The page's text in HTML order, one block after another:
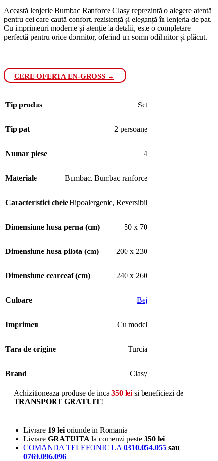
Această lenjerie Bumbac Ranforce Clasy reprezintă o alegere atentă
pentru cei care caută confort, rezistență și eleganță în lenjeria de pat.
Cu imprimeuri moderne și atenție la detalii, este o completare
perfectă pentru orice dormitor, oferind un somn odihnitor și plăcut.
CERE OFERTA EN-GROSS →
Tip produs Set
Tip pat 2 persoane
Numar piese 4
Materiale Bumbac, Bumbac ranforce
Caracteristici cheieHipoalergenic, Reversibil
Dimensiune husa perna (cm) 50 x 70
Dimensiune husa pilota (cm) 200 x 230
Dimensiune cearceaf (cm) 240 x 260
Culoare Bej
Imprimeu Cu model
Tara de origine Turcia
Brand Clasy
Achizitioneaza produse de inca 350 lei si beneficiezi de
TRANSPORT GRATUIT!
Livrare 19 lei oriunde in Romania
Livrare GRATUITA la comenzi peste 350 lei
COMANDA TELEFONIC LA 0310.054.055 sau
0769.096.096